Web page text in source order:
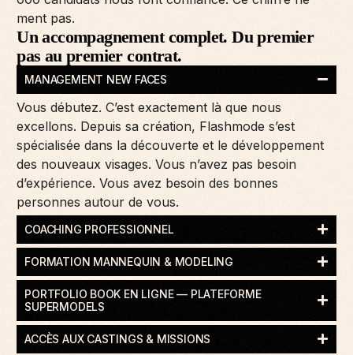
ment pas.
Un accompagnement complet. Du premier
pas au premier contrat.
MANAGEMENT NEW FACES
Vous débutez. C’est exactement là que nous
excellons. Depuis sa création, Flashmode s’est
spécialisée dans la découverte et le développement
des nouveaux visages. Vous n’avez pas besoin
d’expérience. Vous avez besoin des bonnes
personnes autour de vous.
COACHING PROFESSIONNEL
FORMATION MANNEQUIN & MODELING
PORTFOLIO BOOK EN LIGNE — PLATEFORME
SUPERMODELS
ACCÈS AUX CASTINGS & MISSIONS